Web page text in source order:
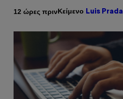
12 ώρες πρινΚείμενο Luis Prada